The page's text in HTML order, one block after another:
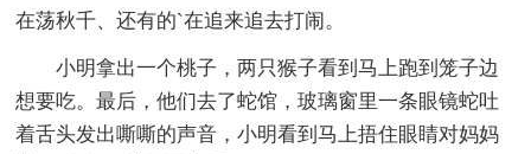
在荡秋千、还有的`在追来追去打闹。
小明拿出一个桃子，两只猴子看到马上跑到笼子边
想要吃。最后，他们去了蛇馆，玻璃窗里一条眼镜蛇吐
着舌头发出嘶嘶的声音，小明看到马上捂住眼睛对妈妈